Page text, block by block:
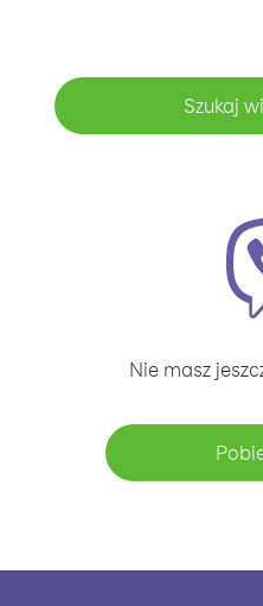
Szukaj
Nie masz